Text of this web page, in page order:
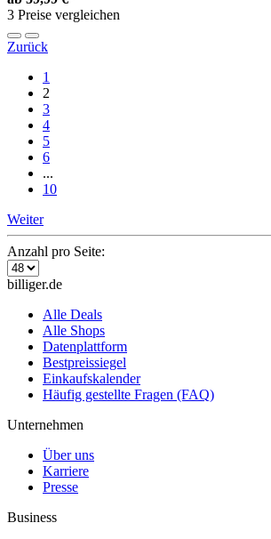
3 Preise vergleichen
Zurück
1
2
3
4
5
6
...
10
Weiter
Anzahl pro Seite:
billiger.de
Alle Deals
Alle Shops
Datenplattform
Bestpreissiegel
Einkaufskalender
Häufig gestellte Fragen (FAQ)
Unternehmen
Über uns
Karriere
Presse
Business